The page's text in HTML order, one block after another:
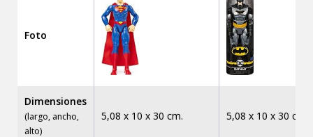
Foto
Dimensiones
(largo, ancho,
alto)
5,08 x 10 x 30 cm. 5,08 x 10 x 30 cm.